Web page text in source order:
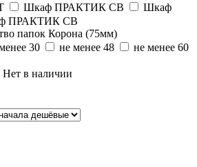
Шкаф ПРАКТИК CB
Шкаф
ПРАКТИК СВ
папок Корона (75мм)
30 не менее 48
не менее 60
Нет в наличии